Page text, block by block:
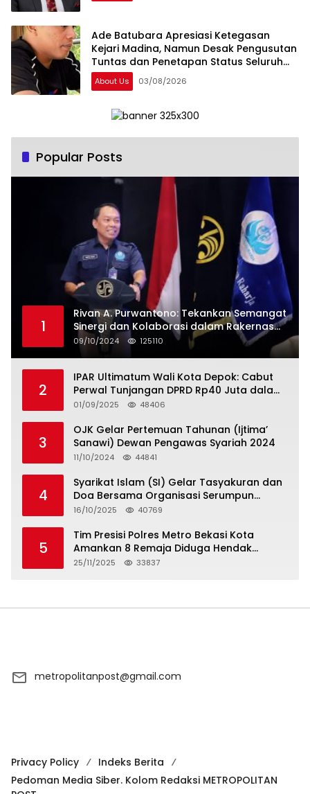
Ade Batubara Apresiasi Ketegasan
Kejari Madina, Namun Desak Pengusutan
Tuntas dan Penetapan Status Seluruh
Pihak yang Diduga Terlibat Kasus Smart
Village
About Us 03/08/2026
Popular Posts
1
Rivan A. Purwantono: Tekankan Semangat
Sinergi dan Kolaborasi dalam Rakernas
Serikat Pekerja Jasa Raharja
09/10/2024 125110
2
IPAR Ultimatum Wali Kota Depok: Cabut
Perwal Tunjangan DPRD Rp40 Juta dalam
5 Hari atau Hadapi Aksi Rakyat
01/09/2025 48406
3
OJK Gelar Pertemuan Tahunan (Ijtima’
Sanawi) Dewan Pengawas Syariah 2024
11/10/2024 44841
4
Syarikat Islam (SI) Gelar Tasyakuran dan
Doa Bersama Organisasi Serumpun
Syarikat Islam Doa
16/10/2025 40769
5
Tim Presisi Polres Metro Bekasi Kota
Amankan 8 Remaja Diduga Hendak
Tawuran
25/11/2025 33837
metropolitanpost@gmail.com
Privacy Policy
Indeks Berita
Pedoman Media Siber. Kolom Redaksi METROPOLITAN